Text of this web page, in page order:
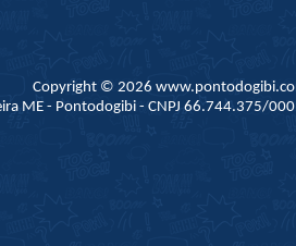
Copyright © 2026
ME - Pontodogibi - CNPJ 66.744.375/